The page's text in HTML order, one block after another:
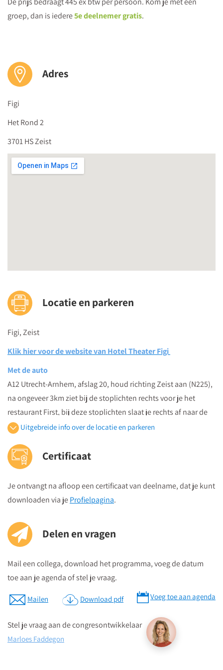
groep, dan is iedere5e deelnemer gratis.
Adres
Figi
Het Rond 2
3701 HS Zeist
Locatie en parkeren
Figi, Zeist
Klik hier voor de website van Hotel Theater Figi
Met de auto
A12 Utrecht-Arnhem, afslag 20, houd richting Zeist aan (N225),
na ongeveer 3km ziet bij de stoplichten rechts voor je het
restaurant First, bij deze stoplichten slaat je rechts af naar de
Laan van Beek en Royen.
parkeergarage van Figi.
Voor een passende routeplanning of binnendoor route kijk op
www.anwb.nl, of op de website van Figi Zeist.
Betaald parkeren kan in parkeergarage Figi, ingang via Laan
van Beek en Royen.
garage is geen lift aanwezig.
Vrij parkeren kan op het parkeerterrein naast Slot Zeist aan de
Zinzendorflaan. Navigatie: de Brouwerij.
Dit is op 5-10 minuten loopafstand van Hotel-Theater Figi.
Je rijdt op de voorzijde van Slot Zeist af, daar word je linksaf
gestuurd, het parkeerterrein wijst zich dan vanzelf.
Uitgebreide info over de locatie en parkeren
Certificaat
Je ontvangt na afloop een certificaat van deelname, dat je kunt
downloaden via jeProfielpagina.
Delen en vragen
Mail een collega, download het programma, voeg de datum
toe aan je agenda of stel je vraag.
Mailen Download pdf Voeg toe aan agenda
Stel je vraag aan de congresontwikkelaar
Marloes Faddegon